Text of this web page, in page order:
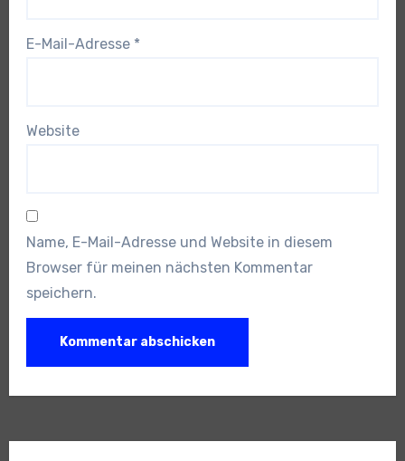
E-Mail-Adresse *
Website
Name, E-Mail-Adresse und Website in diesem
Browser für meinen nächsten Kommentar
speichern.